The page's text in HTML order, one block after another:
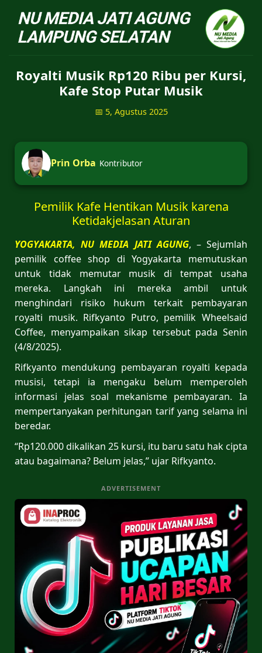
NU Jatiagung - Situs
Royalti Musik Rp120 Ribu per Kursi,
Kafe Stop Putar Musik
📅 5, Agustus 2025
Prin Orba Kontributor
Pemilik Kafe Hentikan Musik karena
Ketidakjelasan Aturan
YOGYAKARTA, NU MEDIA JATI AGUNG, – Sejumlah
pemilik coffee shop di Yogyakarta memutuskan
untuk tidak memutar musik di tempat usaha
mereka. Langkah ini mereka ambil untuk
menghindari risiko hukum terkait pembayaran
royalti musik. Rifkyanto Putro, pemilik Wheelsaid
Coffee, menyampaikan sikap tersebut pada Senin
(4/8/2025).
Rifkyanto mendukung pembayaran royalti kepada
musisi, tetapi ia mengaku belum memperoleh
informasi jelas soal mekanisme pembayaran. Ia
mempertanyakan perhitungan tarif yang selama ini
beredar.
“Rp120.000 dikalikan 25 kursi, itu baru satu hak cipta
atau bagaimana? Belum jelas,” ujar Rifkyanto.
ADVERTISEMENT